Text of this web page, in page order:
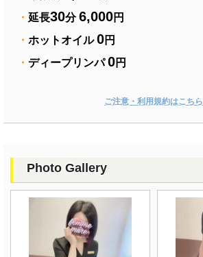
・ 延長30分6,000円
・ ホットオイル0円
・ ディープリンパ0円
ご注意・利用規約はこちら
Photo Gallery